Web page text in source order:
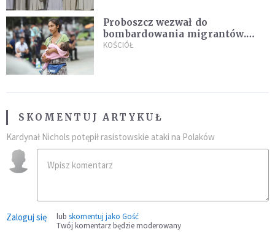
Proboszcz wezwał do
bombardowania migrantów.
"Masowy ogień przeciwko
KOŚCIÓŁ
SKOMENTUJ ARTYKUŁ
Kardynał Nichols potępił rasistowskie ataki na Polaków
Zaloguj się lub skomentuj jako Gość
Twój komentarz będzie moderowany